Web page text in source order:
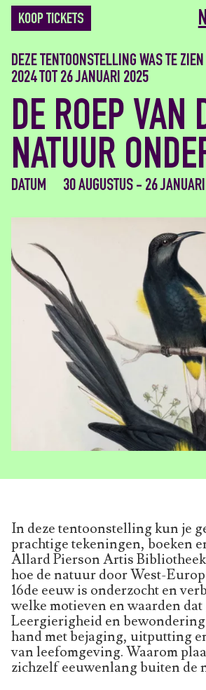
KOOP TICKETS
DEZE TENTOONSTELLING WAS TE
2024 TOT 26 JANUARI 2025
DE ROEP VAN
NATUUR
DATUM 30 AUGUSTUS - 26 JANUARI
In deze tentoonstelling kun je
prachtige tekeningen, boeken
Allard Pierson Artis
hoe de natuur door West-
16de eeuw is onderzocht en
welke motieven en waarden dat
Leergierigheid en
hand met bejaging, uitputting
van leefomgeving. Waarom
zichzelf eeuwenlang buiten de